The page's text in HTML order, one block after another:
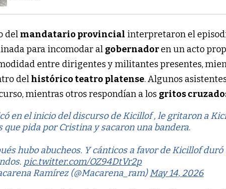
del mandatario provincial interpretaron el
para incomodar al gobernadoren un acto
entre dirigentes y militantes presentes,
del histórico teatro platense. Algunos
mientras otros respondían a los gritos
en el inicio del discurso de Kicillof , le gritaron a
que pida por Cristina y sacaron una bandera.
hubo abucheos. Y cánticos a favor de Kicillof duró
pic.twitter.com/OZ94DtVr2p
Ramírez (@Macarena_ram)May 14, 2026